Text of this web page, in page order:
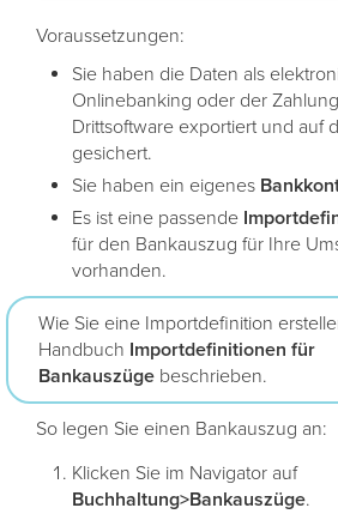
Voraussetzungen:
Sie haben die Daten als
Onlinebanking oder der
Drittsoftware exportiert und auf
gesichert.
Sie haben ein eigenes
Es ist eine passende
für den Bankauszug für Ihre
vorhanden.
Wie Sie eine Importdefinition
Handbuch Importdefinitionen für
Bankauszüge beschrieben.
So legen Sie einen Bankauszug an:
Klicken Sie im Navigator auf
Buchhaltung>Bankauszüge.